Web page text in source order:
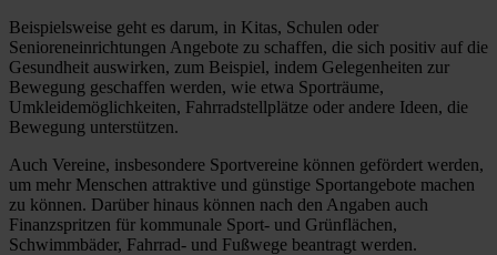
Beispielsweise geht es darum, in Kitas, Schulen oder
Senioreneinrichtungen Angebote zu schaffen, die sich positiv auf die
Gesundheit auswirken, zum Beispiel, indem Gelegenheiten zur
Bewegung geschaffen werden, wie etwa Sporträume,
Umkleidemöglichkeiten, Fahrradstellplätze oder andere Ideen, die
Bewegung unterstützen.
Auch Vereine, insbesondere Sportvereine können gefördert werden,
um mehr Menschen attraktive und günstige Sportangebote machen
zu können. Darüber hinaus können nach den Angaben auch
Finanzspritzen für kommunale Sport- und Grünflächen,
Schwimmbäder, Fahrrad- und Fußwege beantragt werden.